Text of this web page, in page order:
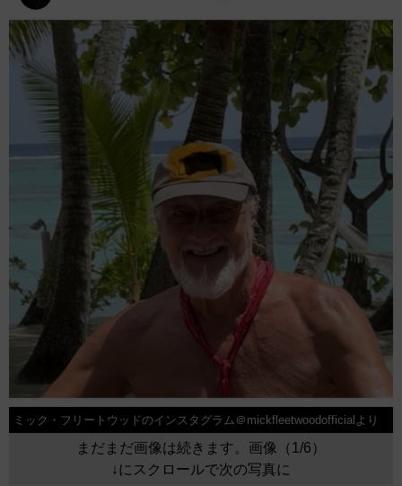
ミック・フリートウッドのインスタグラム＠mickfleetwoodofficialより
まだまだ画像は続きます。画像（1/6）
↓にスクロールで次の写真に